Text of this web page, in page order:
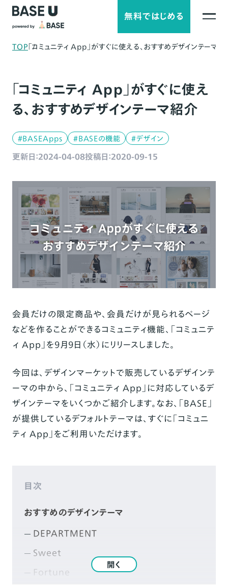
無料ではじめる
TOP「コミュニティ App」がすぐに使える、おすすめデザインテーマ
「コミュニティ App」がすぐに使え
る、おすすめデザインテーマ紹介
#BASEApps #BASEの機能 #デザイン
更新日：2024-04-08投稿日：2020-09-15
会員だけの限定商品や、会員だけが見られるページ
などを作ることができるコミュニティ機能、「コミュニテ
ィ App 」を9月9日（水）にリリースしました。
今回は、 デザインマーケットで販売しているデザインテ
ーマの中から、「コミュニティ App 」に対応しているデ
ザインテーマをいくつかご紹介します。なお、「BASE」
が提供しているデフォルトテーマは、すぐに「コミュニ
ティ App 」をご利用いただけます。
目次
おすすめのデザインテーマ
DEPARTMENT
Sweet
Fortune
開く